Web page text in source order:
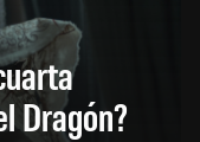
Dragón?